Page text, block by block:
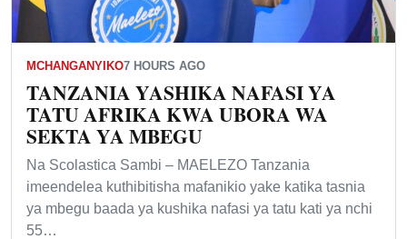
MCHANGANYIKO7 HOURS AGO
TANZANIA YASHIKA NAFASI YA
TATU AFRIKA KWA UBORA WA
SEKTA YA MBEGU
Na Scolastica Sambi – MAELEZO Tanzania
imeendelea kuthibitisha mafanikio yake katika tasnia
ya mbegu baada ya kushika nafasi ya tatu kati ya nchi
55…